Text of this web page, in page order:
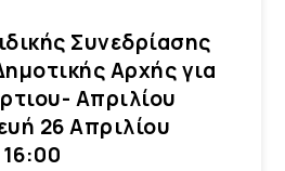
Συνεδρίασης
Αρχής για
Απριλίου
26 Απριλίου